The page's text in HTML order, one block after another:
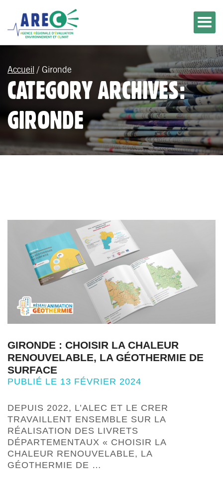
Accueil / Gironde
CATEGORY ARCHIVES:
GIRONDE
GIRONDE : CHOISIR LA CHALEUR
RENOUVELABLE, LA GÉOTHERMIE DE
SURFACE
PUBLIÉ LE 13 FÉVRIER 2024
DEPUIS 2022, L’ALEC ET LE CRER
TRAVAILLENT ENSEMBLE SUR LA
RÉALISATION DES LIVRETS
DÉPARTEMENTAUX « CHOISIR LA
CHALEUR RENOUVELABLE, LA
GÉOTHERMIE DE …